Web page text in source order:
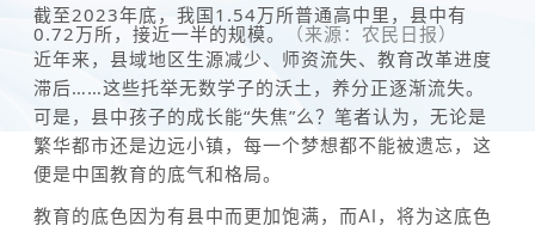
截至2023年底，我国1.54万所普通高中里，县中有
0.72万所，接近一半的规模。
（来源：农民日报）
近年来，县域地区生源减少、师资流失、教育改革进度
滞后……这些托举无数学子的沃土，养分正逐渐流失。
可是，县中孩子的成长能“失焦”么？笔者认为，无论是
繁华都市还是边远小镇，每一个梦想都不能被遗忘，这
便是中国教育的底气和格局。
教育的底色因为有县中而更加饱满，而AI，将为这底色